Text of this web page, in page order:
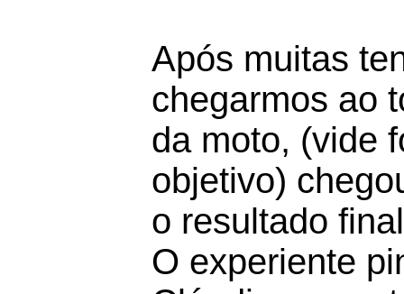
Após muitas
chegarmos ao
da moto, (vide
objetivo)
o resultado
O experiente